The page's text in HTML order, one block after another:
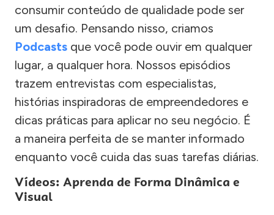
consumir conteúdo de qualidade pode ser
um desafio. Pensando nisso, criamos
Podcasts que você pode ouvir em qualquer
lugar, a qualquer hora. Nossos episódios
trazem entrevistas com especialistas,
histórias inspiradoras de empreendedores e
dicas práticas para aplicar no seu negócio. É
a maneira perfeita de se manter informado
enquanto você cuida das suas tarefas diárias.
Vídeos: Aprenda de Forma Dinâmica e
Visual